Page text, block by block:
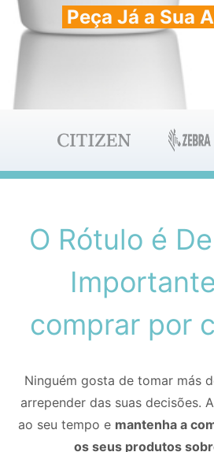
Peça Já a Sua
O Rótulo é
comprar por
Ninguém gosta de tomar más
arrepender das suas decisões.
ao seu tempo e mantenha a
os seus produtos